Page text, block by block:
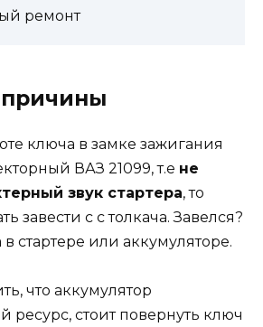
ремонт
ключа в замке зажигания
ВАЗ 21099, т.е не
звук стартера, то
завести с с толкача. Завелся?
стартере или аккумуляторе.
что аккумулятор
ресурс, стоит повернуть ключ